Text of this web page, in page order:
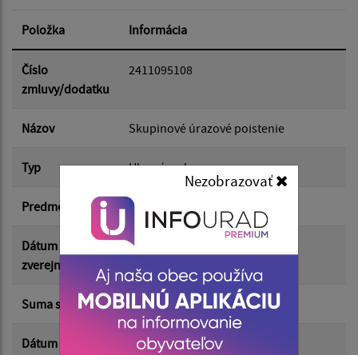
Nezobrazovať
Dátum od:
Dátum do:
Suma od:
Položka Informácia
Číslo
zmluvy/dodatku
2411095108
Názov Skupinové úrazové poistenie
Typ Hlavná zmluva
Predmet Poistenie PUPN
Dátum
zverejnenia
30.06.2026
Suma s DPH* 2 178.00 €
Dátum uzavretia 24.06.2026